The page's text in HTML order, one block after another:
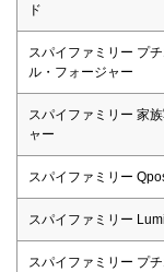
ド
スパイファミリー プ
ル・フォージャー
スパイファミリー 家
ャー
スパイファミリー
スパイファミリー
スパイファミリー プ